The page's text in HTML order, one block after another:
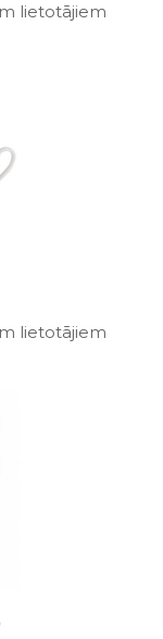
lietotājiem
lietotājiem